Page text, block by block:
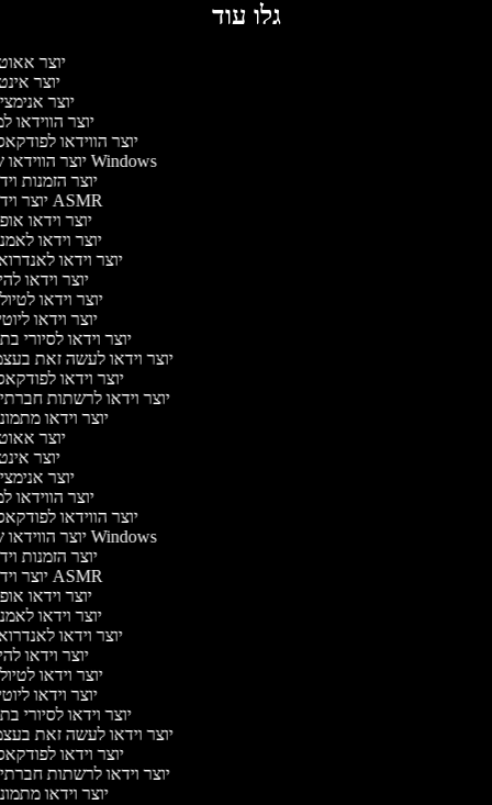
גלו עוד
יוצר
יוצר
יוצר
יוצר הווידאו
יוצר הווידאו
יוצר הווידאו של Windows
יוצר הזמנות
יוצר וידאו ASMR
יוצר וידאו
יוצר וידאו
יוצר וידאו
יוצר וידאו
יוצר וידאו
יוצר וידאו
יוצר וידאו לסיורי
יוצר וידאו לעשה זאת
יוצר וידאו
יוצר וידאו לרשתות
יוצר וידאו
יוצר
יוצר
יוצר
יוצר הווידאו
יוצר הווידאו
יוצר הווידאו של Windows
יוצר הזמנות
יוצר וידאו ASMR
יוצר וידאו
יוצר וידאו
יוצר וידאו
יוצר וידאו
יוצר וידאו
יוצר וידאו
יוצר וידאו לסיורי
יוצר וידאו לעשה זאת
יוצר וידאו
יוצר וידאו לרשתות
יוצר וידאו